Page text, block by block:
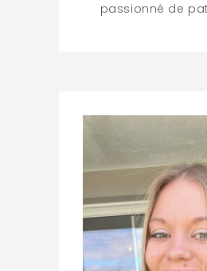
passionné de